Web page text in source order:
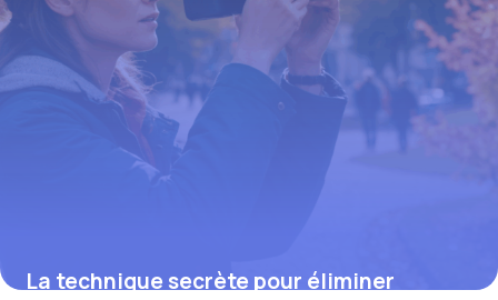
La technique secrète pour éliminer